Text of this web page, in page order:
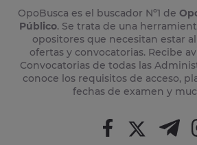
OpoBusca es el buscador Nº1 de
Público. Se trata de una
opositores que necesitan estar
ofertas y convocatorias. Recibe
Convocatorias de todas las
conoce los requisitos de acceso,
fechas de examen y